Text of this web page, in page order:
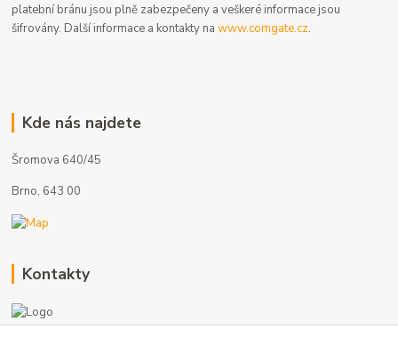
platební bránu jsou plně zabezpečeny a veškeré informace jsou
šifrovány. Další informace a kontakty nawww.comgate.cz.
Kde nás najdete
Šromova 640/45
Brno, 643 00
Kontakty